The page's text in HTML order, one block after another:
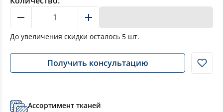
До увеличения скидки осталось 5 шт.
Получить консультацию
Ассортимент тканей